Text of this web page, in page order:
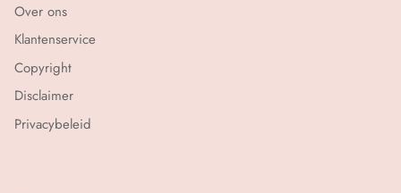
Over ons
Klantenservice
Copyright
Disclaimer
Privacybeleid